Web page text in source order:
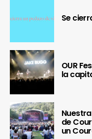
Se
OUR
la
de
un